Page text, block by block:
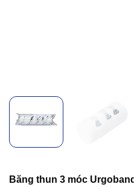
Băng thun 3 móc